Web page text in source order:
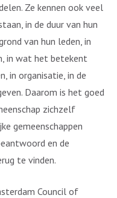
Ze kennen ook veel
in de duur van hun
van hun leden, in
in wat het betekent
in organisatie, in de
Daarom is het goed
zichzelf
gemeenschappen
en de
te vinden.
Council of